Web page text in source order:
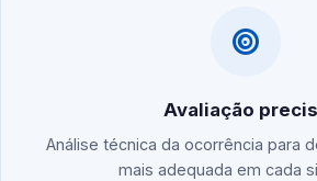
Avaliação
Análise técnica da ocorrência para
mais adequada em cada